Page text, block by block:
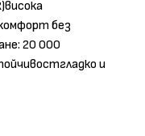
без
20 000
и